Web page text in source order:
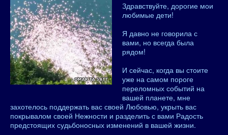
Здравствуйте, дорогие мои
любимые дети!
Я давно не говорила с
вами, но всегда была
рядом!
И сейчас, когда вы стоите
уже на самом пороге
переломных событий на
вашей планете, мне
захотелось поддержать вас своей Любовью, укрыть вас
покрывалом своей Нежности и разделить с вами Радость
предстоящих судьбоносных изменений в вашей жизни.